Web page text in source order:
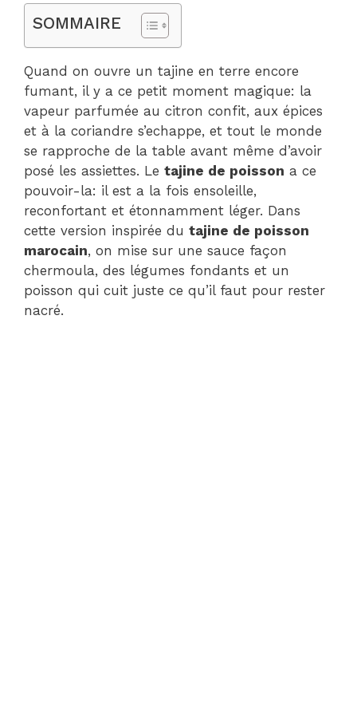
SOMMAIRE
Quand on ouvre un tajine en terre encore
fumant, il y a ce petit moment magique: la
vapeur parfumée au citron confit, aux épices
et à la coriandre s’echappe, et tout le monde
se rapproche de la table avant même d’avoir
posé les assiettes. Le tajine de poisson a ce
pouvoir-la: il est a la fois ensoleille,
reconfortant et étonnamment léger. Dans
cette version inspirée du tajine de poisson
marocain, on mise sur une sauce façon
chermoula, des légumes fondants et un
poisson qui cuit juste ce qu’il faut pour rester
nacré.